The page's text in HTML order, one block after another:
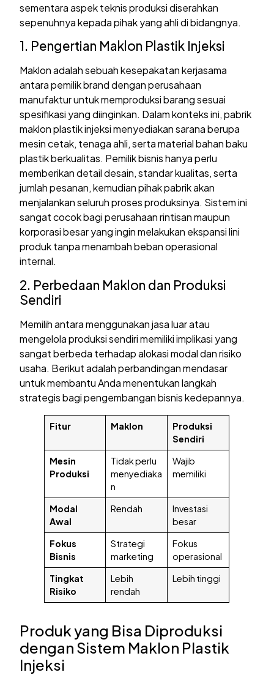
sementara aspek teknis produksi diserahkan
sepenuhnya kepada pihak yang ahli di bidangnya.
1. Pengertian Maklon Plastik Injeksi
Maklon adalah sebuah kesepakatan kerjasama
antara pemilik brand dengan perusahaan
manufaktur untuk memproduksi barang sesuai
spesifikasi yang diinginkan. Dalam konteks ini, pabrik
maklon plastik injeksi menyediakan sarana berupa
mesin cetak, tenaga ahli, serta material bahan baku
plastik berkualitas. Pemilik bisnis hanya perlu
memberikan detail desain, standar kualitas, serta
jumlah pesanan, kemudian pihak pabrik akan
menjalankan seluruh proses produksinya. Sistem ini
sangat cocok bagi perusahaan rintisan maupun
korporasi besar yang ingin melakukan ekspansi lini
produk tanpa menambah beban operasional
internal.
2. Perbedaan Maklon dan Produksi
Sendiri
Memilih antara menggunakan jasa luar atau
mengelola produksi sendiri memiliki implikasi yang
sangat berbeda terhadap alokasi modal dan risiko
usaha. Berikut adalah perbandingan mendasar
untuk membantu Anda menentukan langkah
strategis bagi pengembangan bisnis kedepannya.
Fitur Maklon
Produksi
Sendiri
Mesin
Produksi
Tidak perlu
menyediaka
n
Wajib
memiliki
Modal
Awal
Rendah
Investasi
besar
Fokus
Bisnis
Strategi
marketing
Fokus
operasional
Tingkat
Risiko
Lebih
rendah
Lebih tinggi
Produk yang Bisa Diproduksi
dengan Sistem Maklon Plastik
Injeksi